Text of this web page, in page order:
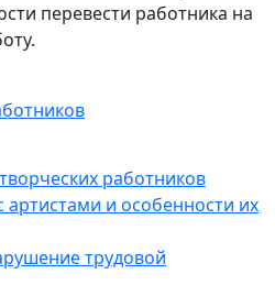
перевести работника на
работников
артистами и особенности их
трудовой